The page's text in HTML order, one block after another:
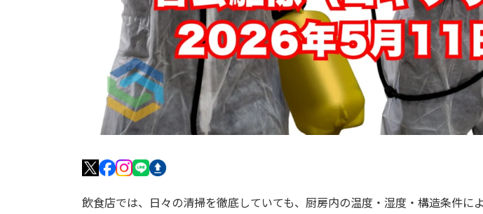
飲食店では、日々の清掃を徹底していても、厨房内の温度・湿度・構造条件に